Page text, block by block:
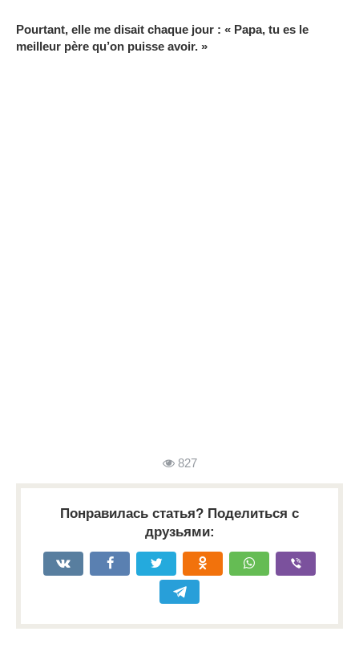
Pourtant, elle me disait chaque jour : « Papa, tu es le
meilleur père qu’on puisse avoir. »
827
Понравилась статья? Поделиться с
друзьями: